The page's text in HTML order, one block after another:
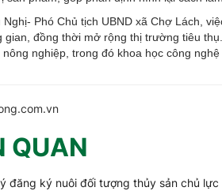
Phó Chủ tịch UBND xã Chợ Lách,
gian, đồng thời mở rộng thị trường tiêu
nghiệp, trong đó khoa học công
QUAN
đăng ký nuôi đối tượng thủy sản chủ lực